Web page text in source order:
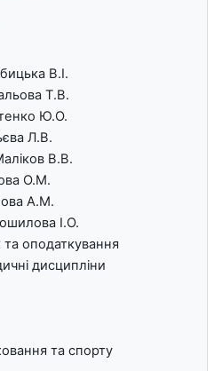
В.І.
Т.В.
Ю.О.
Л.В.
В.В.
О.М.
А.М.
І.О.
та оподаткування
дисципліни
та спорту